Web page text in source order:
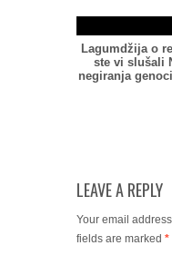
Lagumdžija o
ste vi slušali
negiranja
LEAVE A REPLY
Your email
fields are marked *